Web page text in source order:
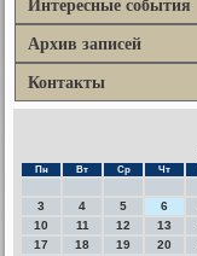
Архив записей
Контакты
Пн Вт Ср Чт
3
4 5 6
10
11 12 13
17
18 19 20